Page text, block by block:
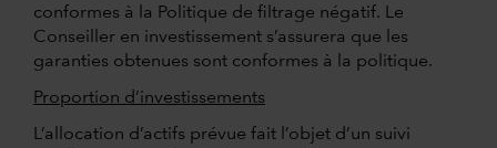
conformes à la Politique de filtrage négatif. Le
Conseiller en investissement s’assurera que les
garanties obtenues sont conformes à la politique.
Proportion d’investissements
L’allocation d’actifs prévue fait l’objet d’un suivi